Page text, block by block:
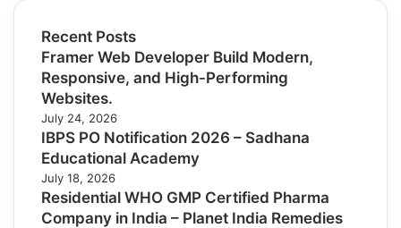
Recent Posts
Framer Web Developer Build Modern,
Responsive, and High-Performing
Websites.
July 24, 2026
IBPS PO Notification 2026 – Sadhana
Educational Academy
July 18, 2026
Residential WHO GMP Certified Pharma
Company in India – Planet India Remedies